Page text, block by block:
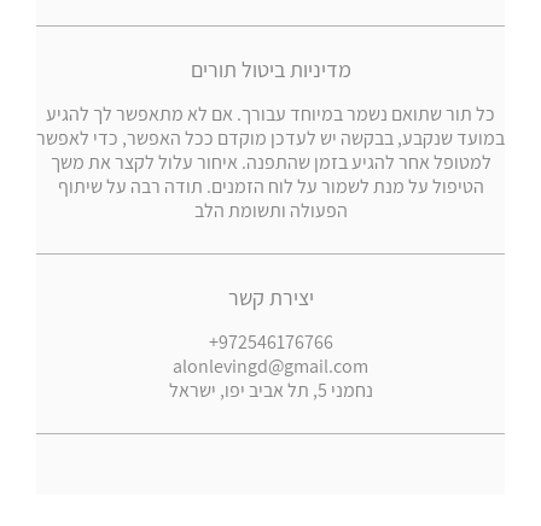
מדיניות ביטול תורים
כל תור שתואם נשמר במיוחד עבורך. אם לא מתאפשר לך להגיע
במועד שנקבע, בבקשה יש לעדכן מוקדם ככל האפשר, כדי לאפשר
למטופל אחר להגיע בזמן שהתפנה. איחור עלול לקצר את משך
הטיפול על מנת לשמור על לוח הזמנים. תודה רבה על שיתוף
הפעולה ותשומת הלב
יצירת קשר
+972546176766
alonlevingd@gmail.com
נחמני 5, תל אביב יפו, ישראל